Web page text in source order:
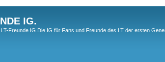
IG.
Freunde IG.Die IG für Fans und Freunde des LT der ersten